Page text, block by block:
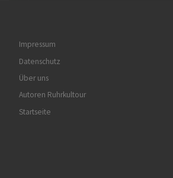
Impressum
Datenschutz
Über uns
Autoren Ruhrkultour
Startseite